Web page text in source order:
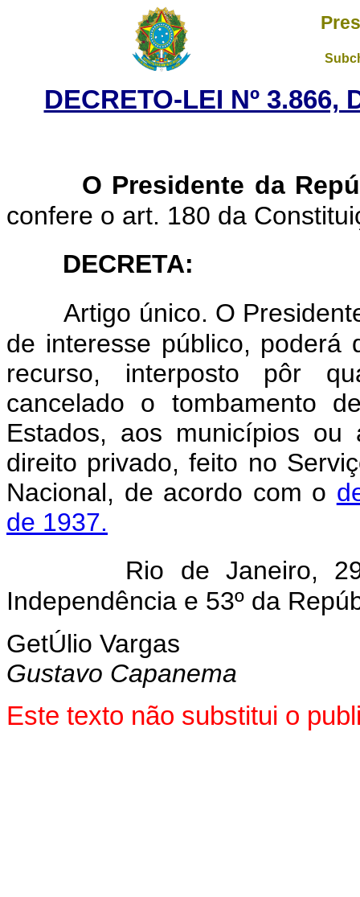
DECRETO-LEI Nº 3.866,
O Presidente da
confere o art. 180 da
DECRETA:
Artigo único. O
de interesse público,
recurso, interposto pôr
cancelado o tombamento
Estados, aos municípios
direito privado, feito no
Nacional, de acordo com o
de 1937.
Rio de Janeiro,
Independência e 53º da
GetÚlio Vargas
Gustavo Capanema
Este texto não substitui o